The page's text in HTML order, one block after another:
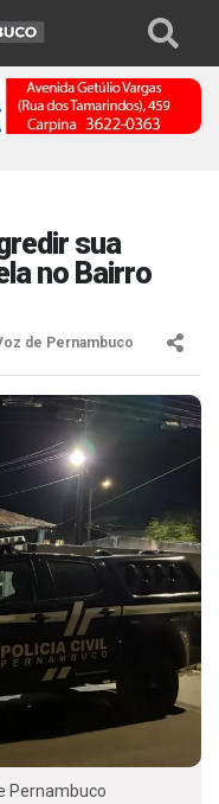
sua
no Bairro
de Pernambuco
Pernambuco